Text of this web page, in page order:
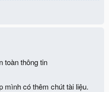
toàn thông tin
mình có thêm chút tài liệu.